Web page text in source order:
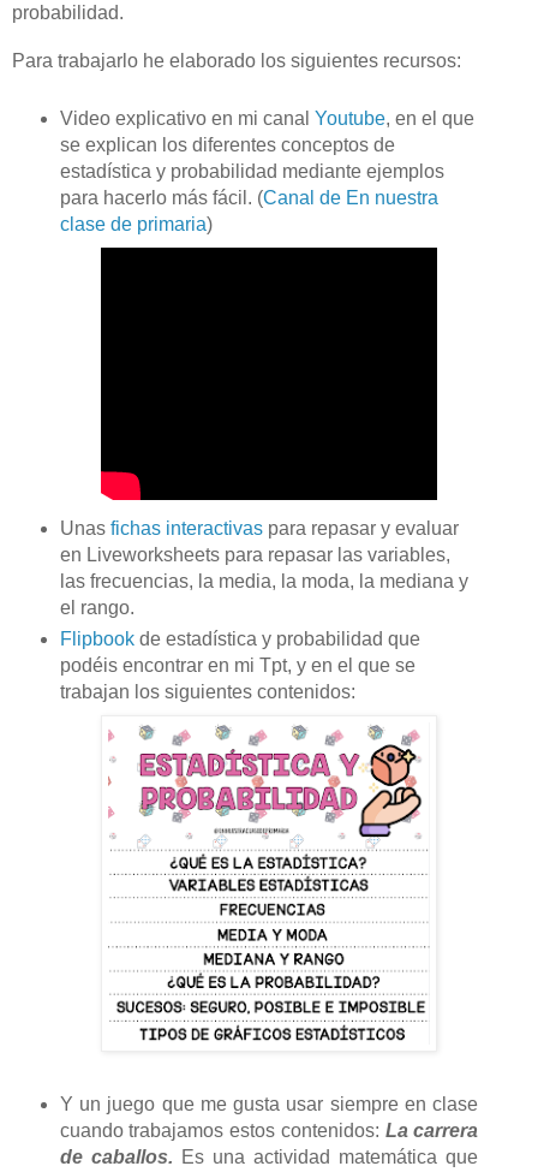
probabilidad.
Para trabajarlo he elaborado los siguientes recursos:
Video explicativo en mi canal Youtube, en el que
se explican los diferentes conceptos de
estadística y probabilidad mediante ejemplos
para hacerlo más fácil. (Canal de En nuestra
clase de primaria)
Unasfichas interactivaspara repasar y evaluar
en Liveworksheets para repasar las variables,
las frecuencias, la media, la moda, la mediana y
el rango.
Flipbookde estadística y probabilidad que
podéis encontrar en mi Tpt, y en el que se
trabajan los siguientes contenidos:
Y un juego que me gusta usar siempre en clase
cuando trabajamos estos contenidos: La carrera
de caballos. Es una actividad matemática que